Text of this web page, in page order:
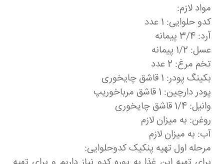
مواد لازم:
کدو حلوایی: 1 عدد
آرد: 3/4 پیمانه
عسل: 1/2 پیمانه
تخم مرغ: 2 عدد
بکینگ پودر: 1 قاشق چایخوری
پودر دارچین: 1 قاشق مرباخوریپ
وانیل: 1/4 قاشق چایخوری
روغن: به میزان لازم
آب: به میزان لازم
مرحله اول تهیه پنکیک کدوحلوایی: